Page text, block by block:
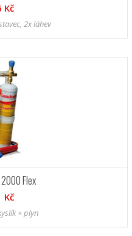
Kč
2x láhev
Flex
Kč
+ plyn